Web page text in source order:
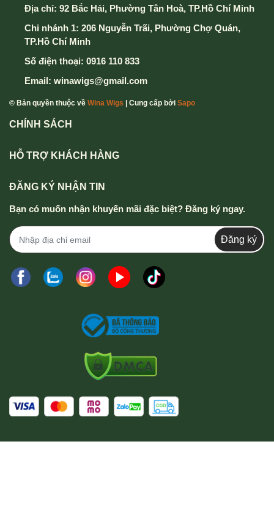
Địa chỉ: 92 Bắc Hải, Phường Tân Hoà, TP.Hồ Chí Minh
Chi nhánh 1: 206 Nguyễn Trãi, Phường Chợ Quán,
TP.Hồ Chí Minh
Số điện thoại: 0916 110 833
Email: winawigs@gmail.com
© Bản quyền thuộc về Wina Wigs | Cung cấp bởi Sapo
CHÍNH SÁCH
HỖ TRỢ KHÁCH HÀNG
ĐĂNG KÝ NHẬN TIN
Bạn có muốn nhận khuyến mãi đặc biệt? Đăng ký ngay.
Đăng ký